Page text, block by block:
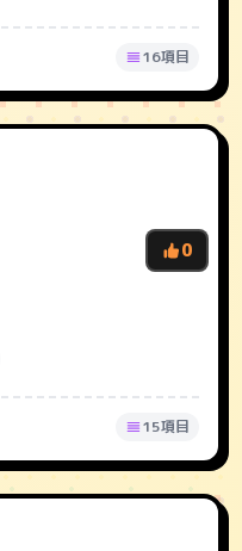
16項目
0
15項目